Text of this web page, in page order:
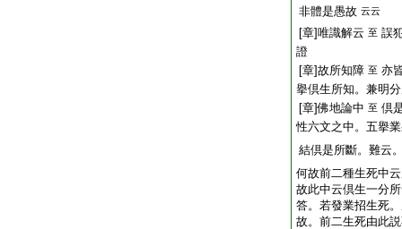
非體是愚故 云云
[章]唯識解云 至 誤
證
[章]故所知障 至 亦
擧倶生所知。兼明
[章]佛地論中 至 倶
性六文之中。五擧
結倶是所斷。難云
何故前二種生死中
故此中云倶生一分
答。若發業招生死
故。前二生死由此